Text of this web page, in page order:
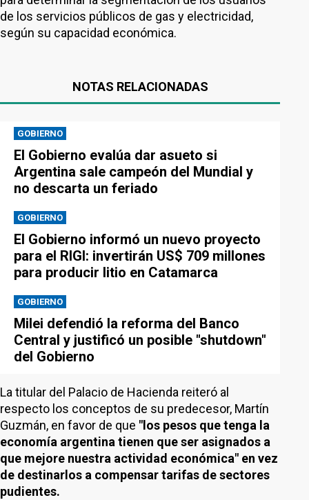
de los servicios públicos de gas y electricidad,
según su capacidad económica.
NOTAS RELACIONADAS
GOBIERNO
El Gobierno evalúa dar asueto si
Argentina sale campeón del Mundial y
no descarta un feriado
GOBIERNO
El Gobierno informó un nuevo proyecto
para el RIGI: invertirán US$ 709 millones
para producir litio en Catamarca
GOBIERNO
Milei defendió la reforma del Banco
Central y justificó un posible "shutdown"
del Gobierno
La titular del Palacio de Hacienda reiteró al
respecto los conceptos de su predecesor, Martín
Guzmán, en favor de que "los pesos que tenga la
economía argentina tienen que ser asignados a
que mejore nuestra actividad económica" en vez
de destinarlos a compensar tarifas de sectores
pudientes.